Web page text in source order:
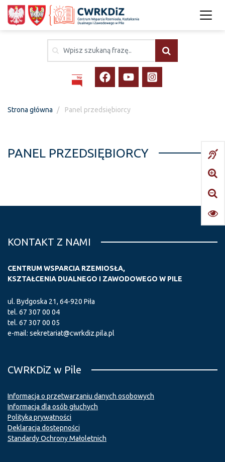
Strona główna Panel przedsiębiorcy
PANEL PRZEDSIĘBIORCY
KONTAKT Z NAMI
CENTRUM WSPARCIA RZEMIOSŁA,
KSZTAŁCENIA DUALNEGO I ZAWODOWEGO W PILE
ul. Bydgoska 21, 64-920 Piła
tel. 67 307 00 04
tel. 67 307 00 05
e-mail: sekretariat@cwrkdiz.pila.pl
CWRKDiZ w Pile
Informacja o przetwarzaniu danych osobowych
Informacja dla osób głuchych
Polityka prywatności
Deklaracja dostępności
Standardy Ochrony Małoletnich